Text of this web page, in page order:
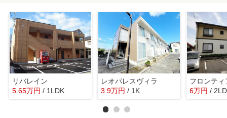
リバレイン
5.65万円 / 1LDK
レオパレスヴィラ
3.9万円 / 1K
フロンティ
6万円 /